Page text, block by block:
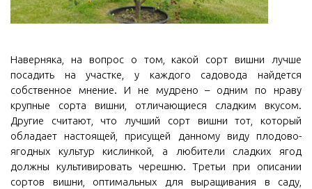
Наверняка, на вопрос о том, какой сорт вишни лучше
посадить на участке, у каждого садовода найдется
собственное мнение. И не мудрено – одним по нраву
крупные сорта вишни, отличающиеся сладким вкусом.
Другие считают, что лучший сорт вишни тот, который
обладает настоящей, присущей данному виду плодово-
ягодных культур кислинкой, а любители сладких ягод
должны культивировать черешню. Третьи при описании
сортов вишни, оптимальных для выращивания в саду,